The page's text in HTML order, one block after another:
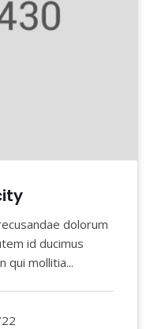
dolorum
id ducimus
qui mollitia...